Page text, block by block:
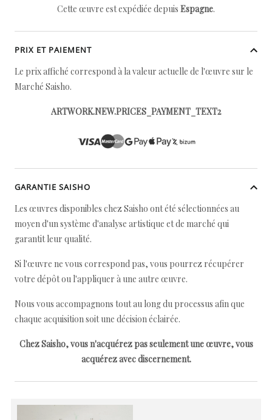
Cette œuvre est expédiée depuis Espagne.
PRIX ET PAIEMENT
Le prix affiché correspond à la valeur actuelle de l'œuvre sur le
Marché Saisho.
ARTWORK.NEW.PRICES_PAYMENT_TEXT2
GARANTIE SAISHO
Les œuvres disponibles chez Saisho ont été sélectionnées au
moyen d'un système d'analyse artistique et de marché qui
garantit leur qualité.
Si l'œuvre ne vous correspond pas, vous pourrez récupérer
votre dépôt ou l'appliquer à une autre œuvre.
Nous vous accompagnons tout au long du processus afin que
chaque acquisition soit une décision éclairée.
Chez Saisho, vous n'acquérez pas seulement une œuvre, vous
acquérez avec discernement.